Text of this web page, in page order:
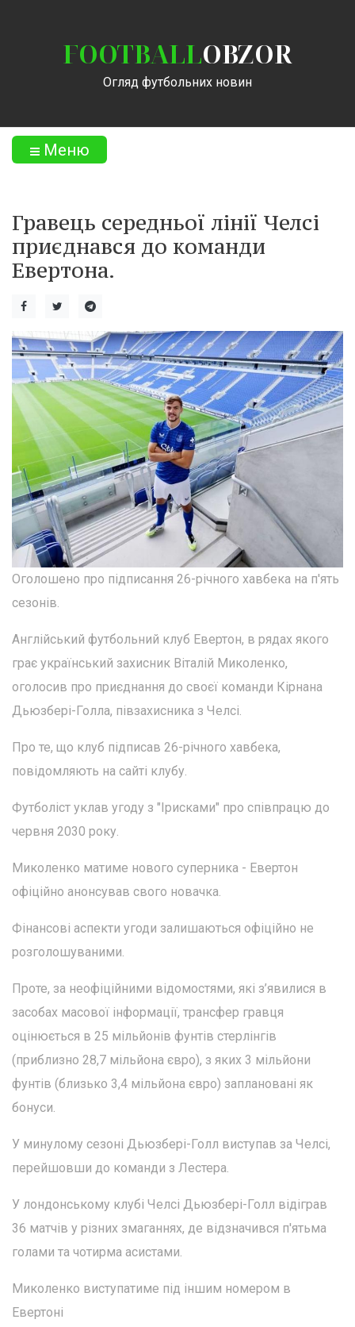
FOOTBALLOBZOR
Огляд футбольних новин
Меню
Гравець середньої лінії Челсі
приєднався до команди
Евертона.
Оголошено про підписання 26-річного хавбека на п'ять
сезонів.
Англійський футбольний клуб Евертон, в рядах якого
грає український захисник Віталій Миколенко,
оголосив про приєднання до своєї команди Кірнана
Дьюзбері-Голла, півзахисника з Челсі.
Про те, що клуб підписав 26-річного хавбека,
повідомляють на сайті клубу.
Футболіст уклав угоду з "Ірисками" про співпрацю до
червня 2030 року.
Миколенко матиме нового суперника - Евертон
офіційно анонсував свого новачка.
Фінансові аспекти угоди залишаються офіційно не
розголошуваними.
Проте, за неофіційними відомостями, які з’явилися в
засобах масової інформації, трансфер гравця
оцінюється в 25 мільйонів фунтів стерлінгів
(приблизно 28,7 мільйона євро), з яких 3 мільйони
фунтів (близько 3,4 мільйона євро) заплановані як
бонуси.
У минулому сезоні Дьюзбері-Голл виступав за Челсі,
перейшовши до команди з Лестера.
У лондонському клубі Челсі Дьюзбері-Голл відіграв
36 матчів у різних змаганнях, де відзначився п'ятьма
голами та чотирма асистами.
Миколенко виступатиме під іншим номером в
Евертоні